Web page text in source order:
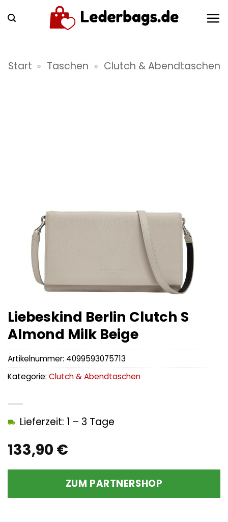
Inhalt
Start » Taschen » Clutch & Abendtaschen
Liebeskind Berlin Clutch S
Almond Milk Beige
133,90 €
Lieferzeit: 1 – 3 Tage
ZUM PARTNERSHOP
Artikelnummer: 4099593075713
Kategorie: Clutch & Abendtaschen